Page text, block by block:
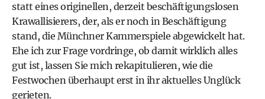
statt eines originellen, derzeit beschäftigungslosen
Krawallisierers, der, als er noch in Beschäftigung
stand, die Münchner Kammerspiele abgewickelt hat.
Ehe ich zur Frage vordringe, ob damit wirklich alles
gut ist, lassen Sie mich rekapitulieren, wie die
Festwochen überhaupt erst in ihr aktuelles Unglück
gerieten.